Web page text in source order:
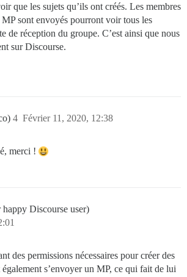
que les sujets qu’ils ont créés. Les membres
sont envoyés pourront voir tous les
de réception du groupe. C’est ainsi que nous
sur Discourse.
Février 11, 2020, 12:38
4
merci !
happy Discourse user)
des permissions nécessaires pour créer des
également s’envoyer un MP, ce qui fait de lui